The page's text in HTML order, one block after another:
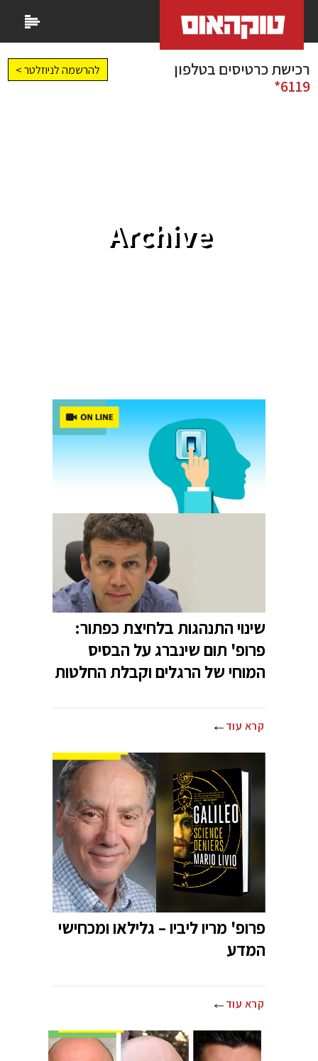
רכישת כרטיסים בטלפון
6119*
להרשמה לניוזלטר >
Archive
שינוי התנהגות בלחיצת כפתור:
פרופ' תום שינברג על הבסיס
המוחי של הרגלים וקבלת החלטות
קרא עוד
פרופ' מריו ליביו – גלילאו ומכחישי
המדע
קרא עוד